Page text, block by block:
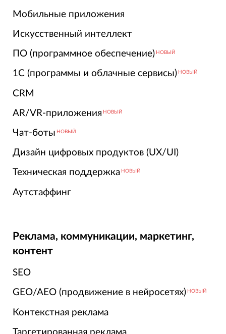
Мобильные приложения
Искусственный интеллект
ПО (программное обеспечение) НОВЫЙ
1С (программы и облачные сервисы) НОВЫЙ
CRM
AR/VR-приложения НОВЫЙ
Чат-боты НОВЫЙ
Дизайн цифровых продуктов (UX/UI)
Техническая поддержка НОВЫЙ
Аутстаффинг
Реклама, коммуникации, маркетинг,
контент
SEO
GEO/AEO (продвижение в нейросетях) НОВЫЙ
Контекстная реклама